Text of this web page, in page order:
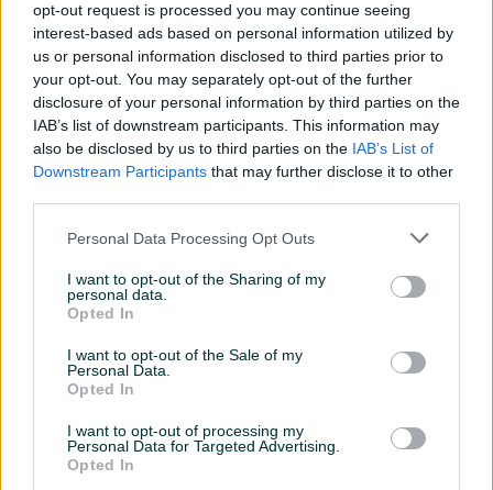
opt-out request is processed you may continue seeing
interest-based ads based on personal information utilized by
us or personal information disclosed to third parties prior to
your opt-out. You may separately opt-out of the further
disclosure of your personal information by third parties on the
IAB’s list of downstream participants. This information may
also be disclosed by us to third parties on the IAB’s List of
Downstream Participants that may further disclose it to other
Personal Data Processing Opt Outs
I want to opt-out of the Sharing of my
personal data.
Opted In
I want to opt-out of the Sale of my
Personal Data.
Opted In
I want to opt-out of processing my
Personal Data for Targeted Advertising.
Opted In
Namjena Za metal (željezo)
Način korištenja Ručna
Snaga (W) 800
Vrsta Ugaona/Kutna
Detaljni opis
Sve što vam je potrebno – na jednom mjestu. Brzo,
sigurno i provjereno.
informacija o ovom proizvodu i brzu narudžbu
direktno iz naše online trgovine.